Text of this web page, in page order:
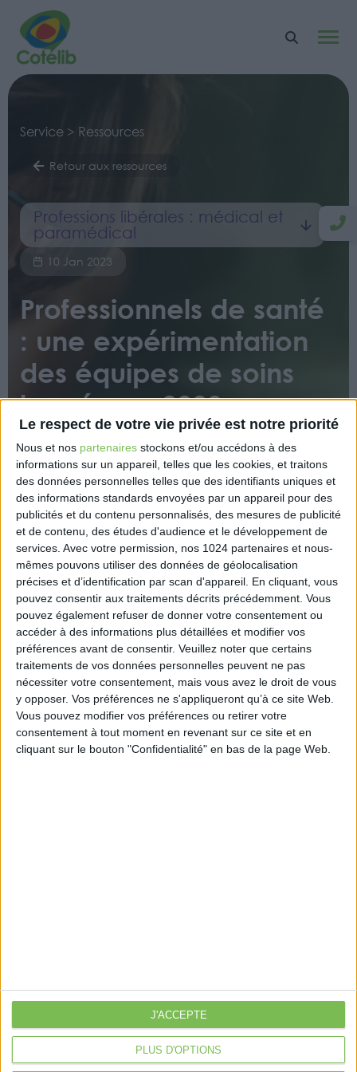
Le respect de votre vie privée est notre priorité
Nous et nos partenaires stockons et/ou accédons à des
informations sur un appareil, telles que les cookies, et traitons
des données personnelles telles que des identifiants uniques et
des informations standards envoyées par un appareil pour des
publicités et du contenu personnalisés, des mesures de publicité
et de contenu, des études d'audience et le développement de
services. Avec votre permission, nos 1024 partenaires et nous-
mêmes pouvons utiliser des données de géolocalisation
précises et d’identification par scan d'appareil. En cliquant, vous
pouvez consentir aux traitements décrits précédemment. Vous
pouvez également refuser de donner votre consentement ou
accéder à des informations plus détaillées et modifier vos
préférences avant de consentir. Veuillez noter que certains
traitements de vos données personnelles peuvent ne pas
nécessiter votre consentement, mais vous avez le droit de vous
y opposer. Vos préférences ne s'appliqueront qu’à ce site Web.
Vous pouvez modifier vos préférences ou retirer votre
consentement à tout moment en revenant sur ce site et en
cliquant sur le bouton "Confidentialité" en bas de la page Web.
PLUS D'OPTIONS
J'ACCEPTE
Service > Ressources
Retour aux ressources
Professions libérales : médical et
paramédical
10 Jan 2023
Professionnels de santé
: une expérimentation
des équipes de soins
lancée en 2023
L’Assurance maladie annonce vouloir lancer en
2023 une expérimentation nationale des équipes de
soins coordonnées autour du patient (Escap). Un
groupe de travail va se mettre en place dès le
premier trimestre pour préparer le cadrage du
dispositif.
https://www.eurex.fr/k4_19567511/
À la une
Déclaration Impôt sur le Revenu
Loueur en Meublé